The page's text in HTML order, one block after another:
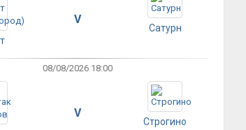
V
Сатурн
08/08/2026 18:00
V
Строгино